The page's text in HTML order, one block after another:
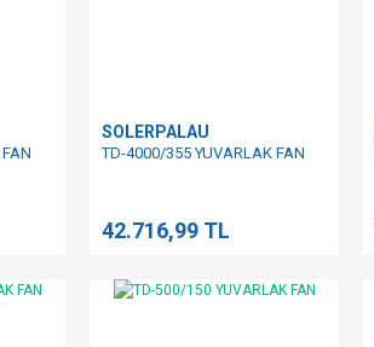
SOLERPALAU
TD-4000/355 YUVARLAK FAN
42.716,99 TL